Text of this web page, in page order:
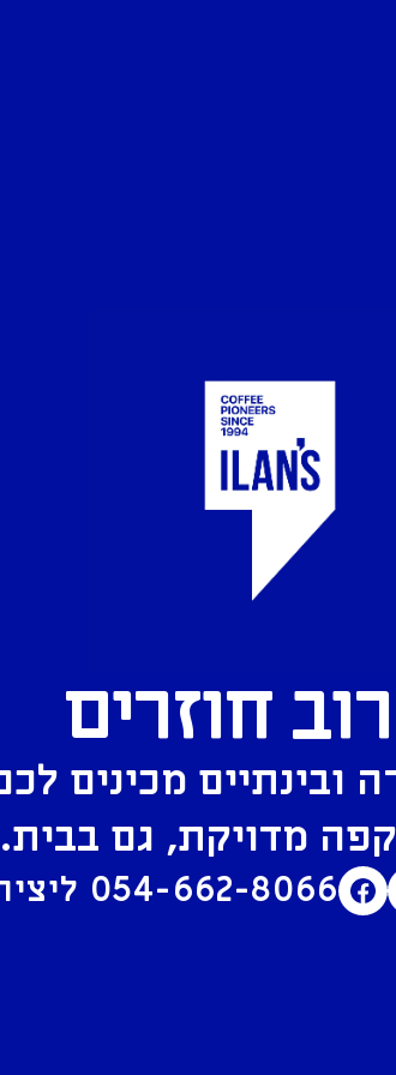
חוזרים
מכינים
קפה מדויקת, גם בבית.
054-662-8066